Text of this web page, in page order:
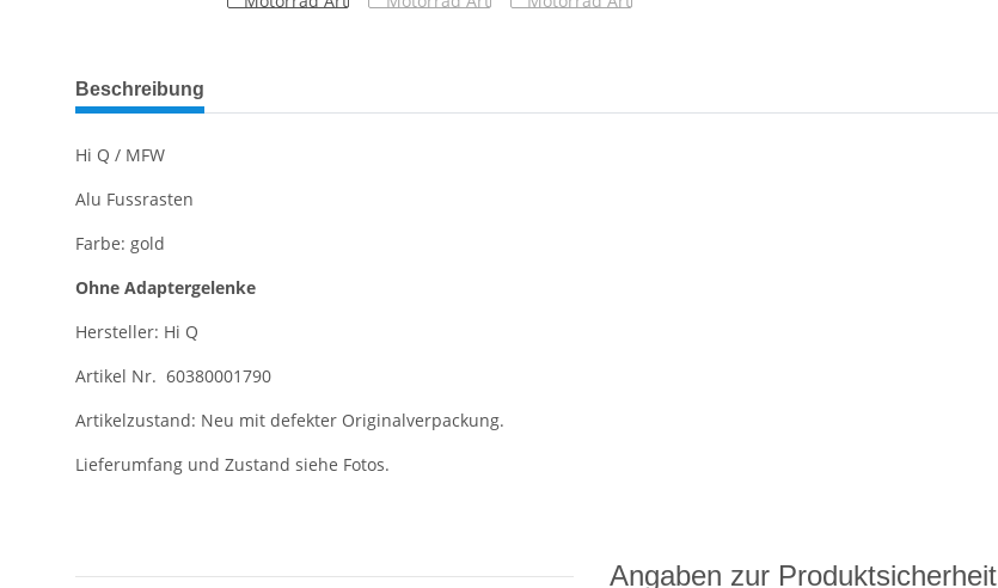
weitere Registerkarten anzeigen
Beschreibung
Hi Q / MFW
Alu Fussrasten
Farbe: gold
Ohne Adaptergelenke
Hersteller: Hi Q
Artikel Nr. 60380001790
Artikelzustand: Neu mit defekter Originalverpackung.
Lieferumfang und Zustand siehe Fotos.
Angaben zur Produktsicherheit